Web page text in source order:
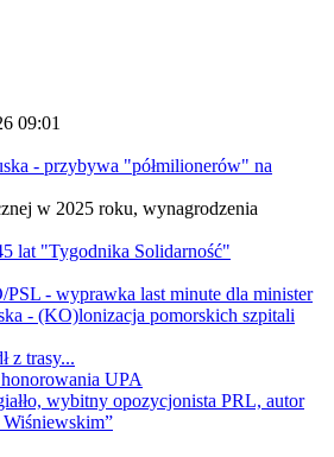
09:01
- przybywa "półmilionerów" na
w 2025 roku, wynagrodzenia
lat "Tygodnika Solidarność"
- wyprawka last minute dla minister
- (KO)lonizacja pomorskich szpitali
z trasy...
UPA
wybitny opozycjonista PRL, autor
Wiśniewskim”